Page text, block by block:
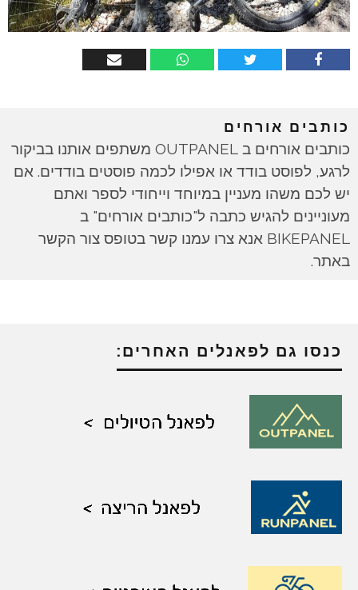
כותבים אורחים
כותבים אורחים ב OUTPANEL משתפים אותנו בביקור
לרגע, לפוסט בודד או אפילו לכמה פוסטים בודדים. אם
יש לכם משהו מעניין במיוחד וייחודי לספר ואתם
מעוניינים להגיש כתבה ל"כותבים אורחים" ב
BIKEPANEL אנא צרו עמנו קשר בטופס צור הקשר
באתר.
כנסו גם לפאנלים האחרים: